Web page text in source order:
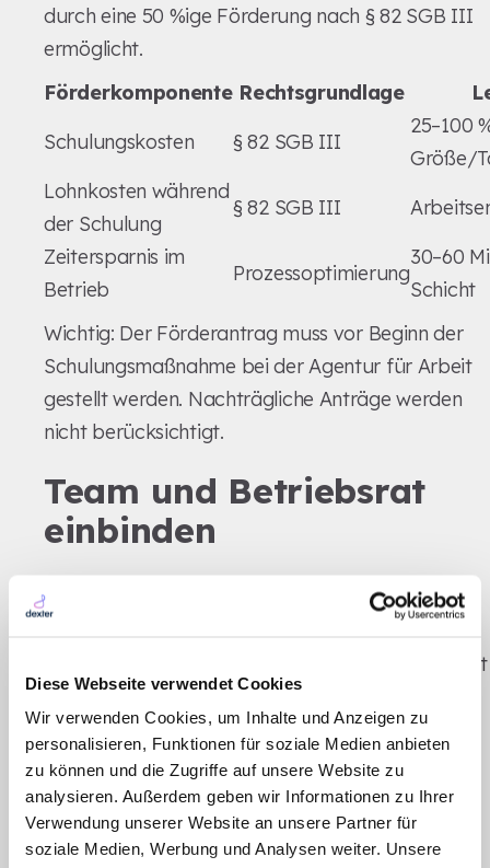
Diese Webseite verwendet Cookies
Wir verwenden Cookies, um Inhalte und Anzeigen zu
personalisieren, Funktionen für soziale Medien anbieten
zu können und die Zugriffe auf unsere Website zu
analysieren. Außerdem geben wir Informationen zu Ihrer
Verwendung unserer Website an unsere Partner für
soziale Medien, Werbung und Analysen weiter. Unsere
durch eine 50 %ige Förderung nach § 82 SGB III
ermöglicht.
Förderkomponente Rechtsgrundlage
Schulungskosten
§ 82 SGB III
25–100
Größe/
Lohnkosten während
der Schulung
§ 82 SGB III
Zeitersparnis im
Betrieb
Prozessoptimierung
30–60
Schicht
Wichtig: Der Förderantrag muss vor Beginn der
Schulungsmaßnahme bei der Agentur für Arbeit
gestellt werden. Nachträgliche Anträge werden
nicht berücksichtigt.
Team und Betriebsrat
einbinden
Schritt für Schritt mit dem
Betriebsrat
Die Zusammenarbeit mit dem Betriebsrat ist nicht
nur sinnvoll, sondern auch rechtlich erforderlich,
wenn es um die Einführung von
Sprachdokumentationssystemen geht. Gemäß §
87 Abs. 1 Nr. 6 BetrVG hat der Betriebsrat ein
Mitbestimmungsrecht, da solche Systeme das
Verhalten und die Leistung der Mitarbeitenden